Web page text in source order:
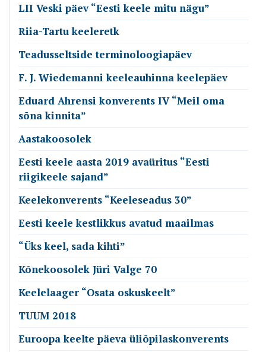
LII Veski päev “Eesti keele mitu nägu”
Riia-Tartu keeleretk
Teadusseltside terminoloogiapäev
F. J. Wiedemanni keeleauhinna keelepäev
Eduard Ahrensi konverents IV “Meil oma
sõna kinnita”
Aastakoosolek
Eesti keele aasta 2019 avaüritus “Eesti
riigikeele sajand”
Keelekonverents “Keeleseadus 30”
Eesti keele kestlikkus avatud maailmas
“Üks keel, sada kihti”
Kõnekoosolek Jüri Valge 70
Keelelaager “Osata oskuskeelt”
TUUM 2018
Euroopa keelte päeva üliõpilaskonverents